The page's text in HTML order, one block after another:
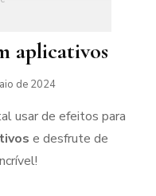
aplicativos
de 2024
usar de efeitos para
e desfrute de